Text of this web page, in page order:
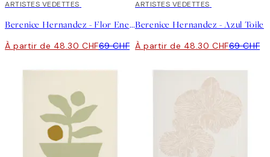
30%*
ARTISTES VEDETTES
Berenice Hernandez - Flor Enero Toile
À partir de 48.30 CHF69 CHF
30%*
ARTISTES VEDETTES
Berenice Hernandez - Azul Toile
À partir de 48.30 CHF69 CHF